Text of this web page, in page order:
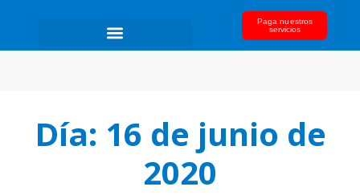
Paga nuestros
servicios
Día: 16 de junio de
2020